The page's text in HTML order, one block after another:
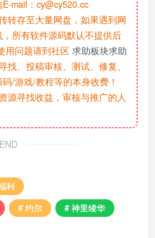
mail：cy@cy520.cc
转存至大量网盘，如果遇到网
所有软件源码默认不提供后
用问题请到社区 求助板块求助
、投稿审核、测试、修复、
/游戏/教程等的本身收费！
源寻找收益，审核与推广的人
利
# 约尔
# 神里绫华